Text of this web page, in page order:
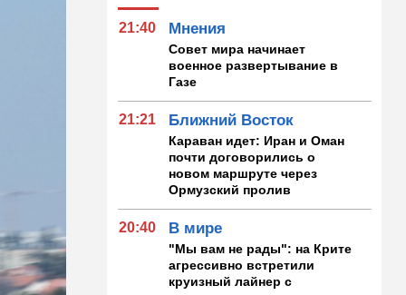
21:40 Мнения
Совет мира начинает
военное развертывание в
Газе
21:21 Ближний Восток
Караван идет: Иран и Оман
почти договорились о
новом маршруте через
Ормузский пролив
20:40 В мире
"Мы вам не рады": на Крите
агрессивно встретили
круизный лайнер с